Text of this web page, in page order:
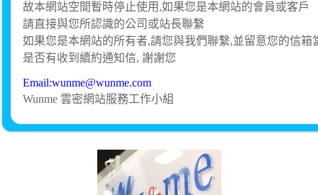
故本網站空間暫時停止使用,如果您是本網站的會員或客戶
請直接與您所認識的公司或站長聯繫
如果您是本網站的所有者,請您與我們聯繫,並留意您的信箱
是否有收到續約通知信, 謝謝您
Email:wunme@wunme.com
Wunme 雲密網站服務工作小組